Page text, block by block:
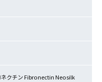
クチン Fibronectin Neosilk